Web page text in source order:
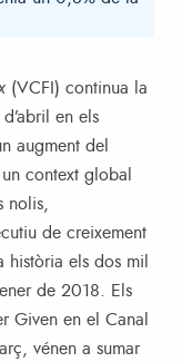
(VCFI) continua la
en els
augment del
context global
nolis,
de creixement
història els dos mil
de 2018. Els
Given en el Canal
vénen a sumar